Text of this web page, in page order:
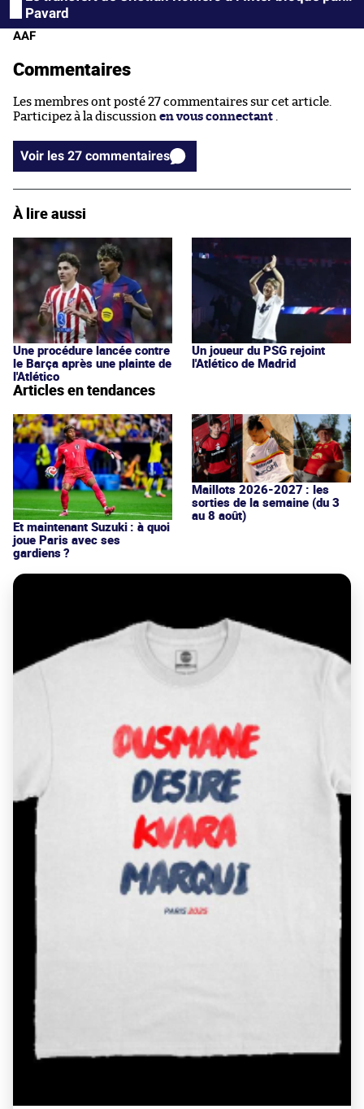
Pavard
AAF
Commentaires
Les membres ont posté 27 commentaires sur cet article.
Participez à la discussion en vous connectant
Voir les 27 commentaires
À lire aussi
Une procédure lancée contre
le Barça après une plainte de
l'Atlético
Un joueur du PSG rejoint
l'Atlético de Madrid
Articles en tendances
Et maintenant Suzuki : à quoi
joue Paris avec ses
gardiens ?
Maillots 2026-2027 : les
sorties de la semaine (du 3
au 8 août)